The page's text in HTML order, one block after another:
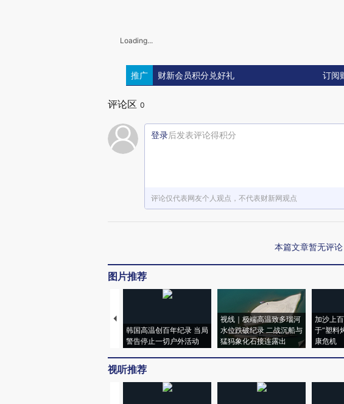
Loading...
推广 财新会员积分兑好礼 订阅
评论区 0
登录后发表评论得积分
评论仅代表网友个人观点，不代表财新网观点
本篇文章暂无评论
图片推荐
韩国高温创百年纪录 当局
警告停止一切户外活动
视线｜极端高温致多瑙河
水位跌破纪录 二战沉船与
猛犸象化石接连露出
加沙上
于“塑料
康危机
视听推荐